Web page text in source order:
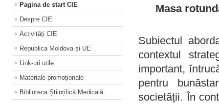
Pagina de start CIE
Despre CIE
Activități CIE
Republica Moldova și UE
Link-uri utile
Materiale promoţionale
Biblioteca Științifică Medicală
Masa
Subiectul
contextul
important,
pentru
societății. În